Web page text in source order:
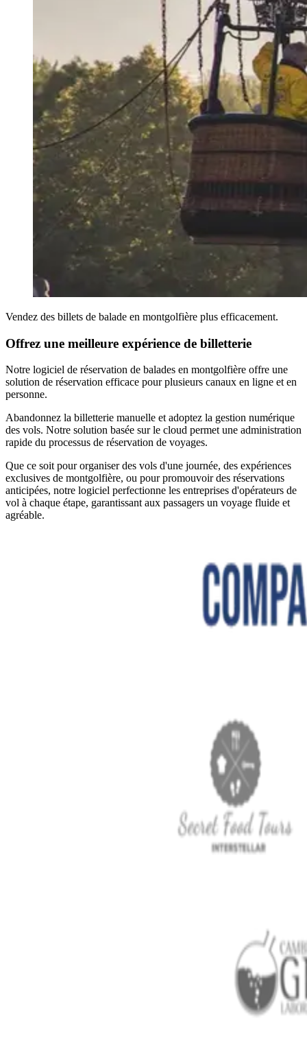
Vendez des billets de balade en montgolfière plus efficacement.
Offrez une meilleure expérience de billetterie
Notre logiciel de réservation de balades en montgolfière offre une
solution de réservation efficace pour plusieurs canaux en ligne et en
personne.
Abandonnez la billetterie manuelle et adoptez la gestion numérique
des vols. Notre solution basée sur le cloud permet une administration
rapide du processus de réservation de voyages.
Que ce soit pour organiser des vols d'une journée, des expériences
exclusives de montgolfière, ou pour promouvoir des réservations
anticipées, notre logiciel perfectionne les entreprises d'opérateurs de
vol à chaque étape, garantissant aux passagers un voyage fluide et
agréable.